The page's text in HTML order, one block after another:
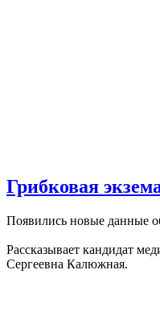
Грибковая
Появились новые данные
Рассказывает кандидат
Сергеевна Калюжная.